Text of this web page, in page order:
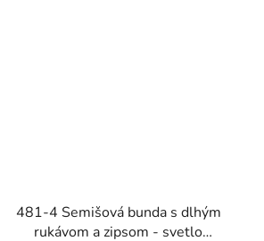
481-4 Semišová bunda s dlhým
rukávom a zipsom - svetlo